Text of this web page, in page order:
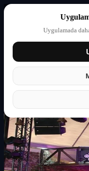
Uygulamada
Giriş yap Partner